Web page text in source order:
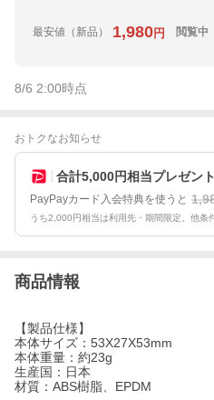
最安値 （新品） 1,980円 閲覧中
8/6 2:00時点
おトクなお知らせ
合計5,000円相当プレゼント
PayPayカード入会特典を使うと
うち2,000円相当は利用先・期間限定。他条
商品情報
【製品仕様】
本体サイズ：53X27X53mm
本体重量：約23g
生産国：日本
材質：ABS樹脂、EPDM